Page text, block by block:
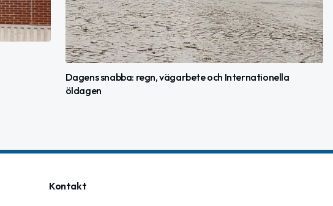
Dagens snabba: regn, vägarbete och Internationella
öldagen
Kontakt